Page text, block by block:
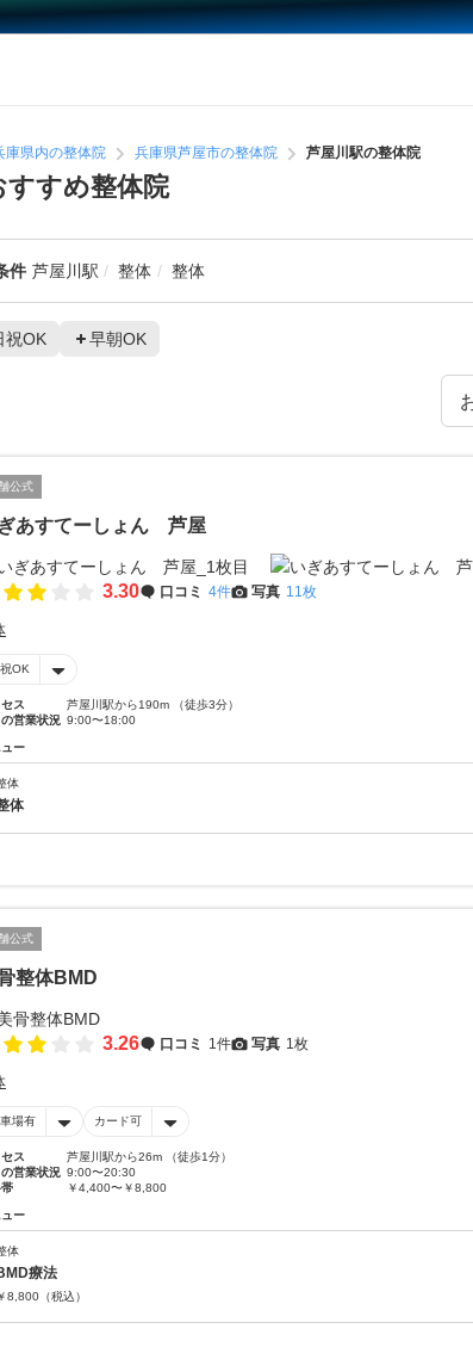
庫県内の整体院 兵庫県芦屋市の整体院 芦屋川駅の整体院
すすめ整体院
件 芦屋川駅 整体 整体
祝OK 早朝OK
公式
あすてーしょん 芦屋
3.30 口コミ 4件 写真 11枚
OK
ス
芦屋川駅から190m （徒歩3分）
営業状況 9:00〜18:00
ュー
体
体
公式
整体BMD
3.26 口コミ 1件 写真 1枚
場有 カード可
ス
芦屋川駅から26m （徒歩1分）
営業状況 9:00〜20:30
￥4,400〜￥8,800
ュー
体
療法
8,800 （税込）